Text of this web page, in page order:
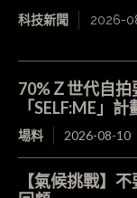
科技新聞 2026-
70%Ｚ世代自
「SELF:ME」
場料 2026-08-10
【氣候挑戰】